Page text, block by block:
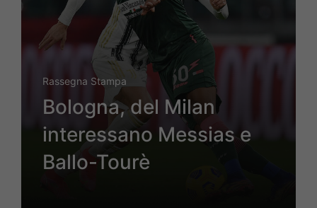
Rassegna Stampa
Bologna, del Milan
interessano Messias e
Ballo-Tourè